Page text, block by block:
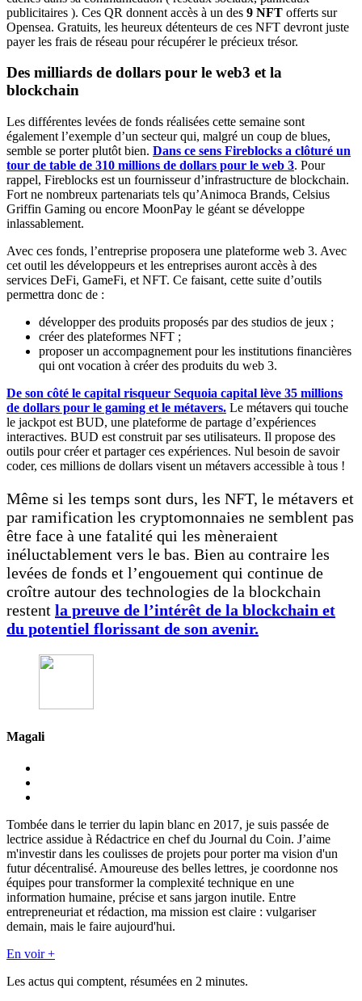
publicitaires ). Ces QR donnent accès à un des 9 NFT offerts sur
Opensea. Gratuits, les heureux détenteurs de ces NFT devront juste
payer les frais de réseau pour récupérer le précieux trésor.
Des milliards de dollars pour le web3 et la
blockchain
Les différentes levées de fonds réalisées cette semaine sont
également l’exemple d’un secteur qui, malgré un coup de blues,
semble se porter plutôt bien. Dans ce sens Fireblocks a clôturé un
tour de table de 310 millions de dollars pour le web 3. Pour
rappel, Fireblocks est un fournisseur d’infrastructure de blockchain.
Fort ne nombreux partenariats tels qu’Animoca Brands, Celsius
Griffin Gaming ou encore MoonPay le géant se développe
inlassablement.
Avec ces fonds, l’entreprise proposera une plateforme web 3. Avec
cet outil les développeurs et les entreprises auront accès à des
services DeFi, GameFi, et NFT. Ce faisant, cette suite d’outils
permettra donc de :
développer des produits proposés par des studios de jeux ;
créer des plateformes NFT ;
proposer un accompagnement pour les institutions financières
qui ont vocation à créer des produits du web 3.
De son côté le capital risqueur Sequoia capital lève 35 millions
de dollars pour le gaming et le métavers. Le métavers qui touche
le jackpot est BUD, une plateforme de partage d’expériences
interactives. BUD est construit par ses utilisateurs. Il propose des
outils pour créer et partager ces expériences. Nul besoin de savoir
coder, ces millions de dollars visent un métavers accessible à tous !
Même si les temps sont durs, les NFT, le métavers et
par ramification les cryptomonnaies ne semblent pas
être face à une fatalité qui les mèneraient
inéluctablement vers le bas. Bien au contraire les
levées de fonds et l’engouement qui continue de
croître autour des technologies de la blockchain
restent la preuve de l’intérêt de la blockchain et
du potentiel florissant de son avenir.
Magali
Tombée dans le terrier du lapin blanc en 2017, je suis passée de
lectrice assidue à Rédactrice en chef du Journal du Coin. J’aime
m'investir dans les coulisses de projets pour porter ma vision d'un
futur décentralisé. Amoureuse des belles lettres, je coordonne nos
équipes pour transformer la complexité technique en une
information humaine, précise et sans jargon inutile. Entre
entrepreneuriat et rédaction, ma mission est claire : vulgariser
demain, mais le faire aujourd'hui.
En voir +
Les actus qui comptent, résumées en 2 minutes.